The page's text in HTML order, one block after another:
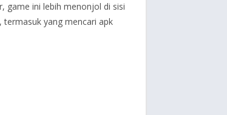
game ini lebih menonjol di sisi
termasuk yang mencari apk